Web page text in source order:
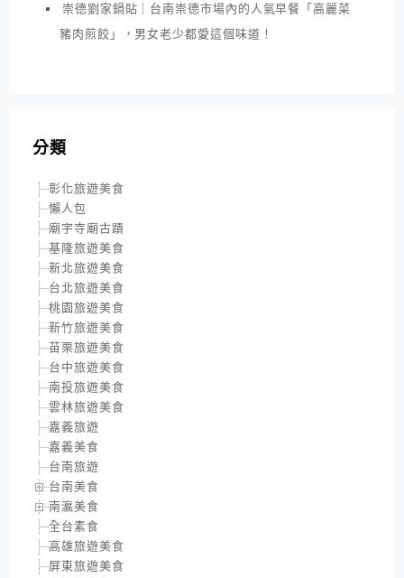
崇德劉家鍋貼｜台南崇德市場內的人氣早餐「高麗菜
豬肉煎餃」，男女老少都愛這個味道！
分類
彰化旅遊美食
懶人包
廟宇寺廟古蹟
基隆旅遊美食
新北旅遊美食
台北旅遊美食
桃園旅遊美食
新竹旅遊美食
苗栗旅遊美食
台中旅遊美食
南投旅遊美食
雲林旅遊美食
嘉義旅遊
嘉義美食
台南旅遊
台南美食
南瀛美食
全台素食
高雄旅遊美食
屏東旅遊美食